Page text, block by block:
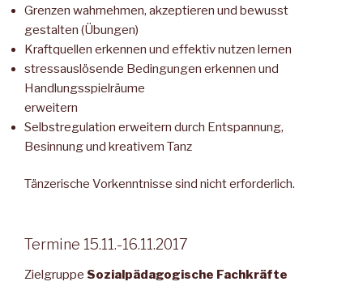
Grenzen wahrnehmen, akzeptieren und bewusst
gestalten (Übungen)
Kraftquellen erkennen und effektiv nutzen lernen
stressauslösende Bedingungen erkennen und
Handlungsspielräume
erweitern
Selbstregulation erweitern durch Entspannung,
Besinnung und kreativem Tanz
Tänzerische Vorkenntnisse sind nicht erforderlich.
Termine 15.11.-16.11.2017
Zielgruppe Sozialpädagogische Fachkräfte